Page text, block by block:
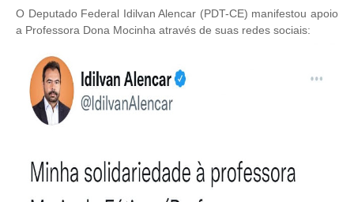
O Deputado Federal Idilvan Alencar (PDT-CE) manifestou apoio
a Professora Dona Mocinha através de suas redes sociais: